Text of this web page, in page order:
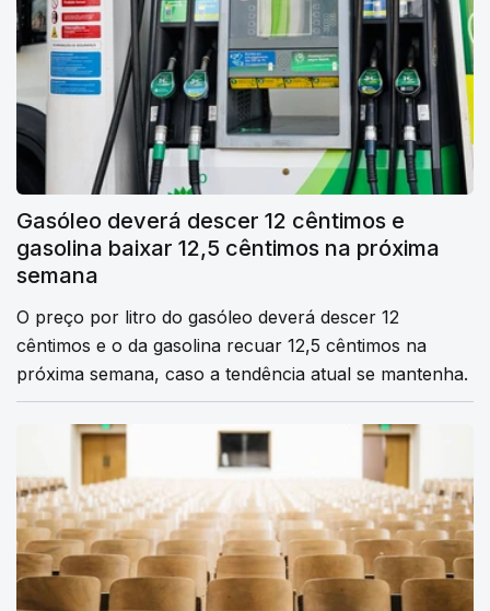
Gasóleo deverá descer 12 cêntimos e
gasolina baixar 12,5 cêntimos na próxima
semana
O preço por litro do gasóleo deverá descer 12
cêntimos e o da gasolina recuar 12,5 cêntimos na
próxima semana, caso a tendência atual se mantenha.